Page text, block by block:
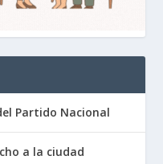
Partido Nacional
a la ciudad